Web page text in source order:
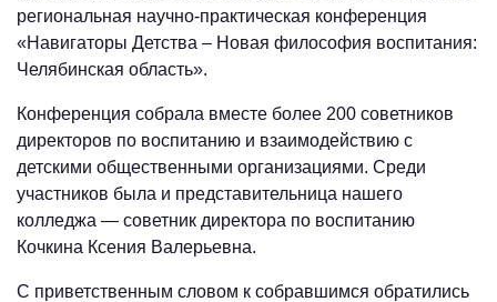
региональная научно-практическая конференция
«Навигаторы Детства – Новая философия воспитания:
Челябинская область».
Конференция собрала вместе более 200 советников
директоров по воспитанию и взаимодействию с
детскими общественными организациями. Среди
участников была и представительница нашего
колледжа — советник директора по воспитанию
Кочкина Ксения Валерьевна.
С приветственным словом к собравшимся обратились